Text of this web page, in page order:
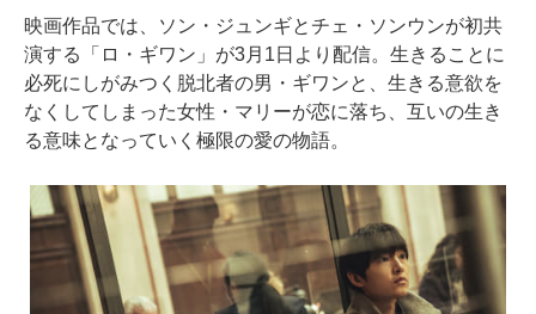
映画作品では、ソン・ジュンギとチェ・ソンウンが初共
演する「ロ・ギワン」が3月1日より配信。生きることに
必死にしがみつく脱北者の男・ギワンと、生きる意欲を
なくしてしまった女性・マリーが恋に落ち、互いの生き
る意味となっていく極限の愛の物語。